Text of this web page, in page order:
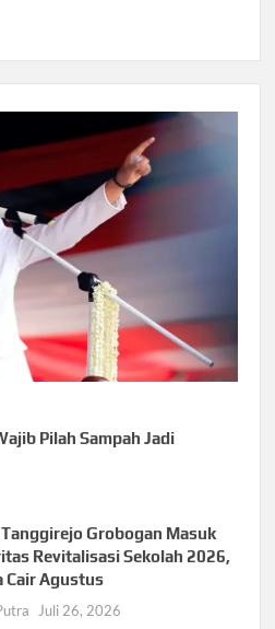
Pilah Sampah Jadi
Tanggirejo Grobogan Masuk
Revitalisasi Sekolah 2026,
Cair Agustus
Juli 26, 2026